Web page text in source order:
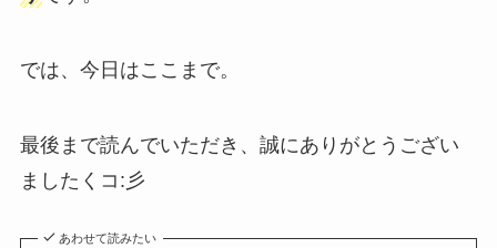
では、今日はここまで。
最後まで読んでいただき、誠にありがとうござい
ましたくコ:彡
あわせて読みたい